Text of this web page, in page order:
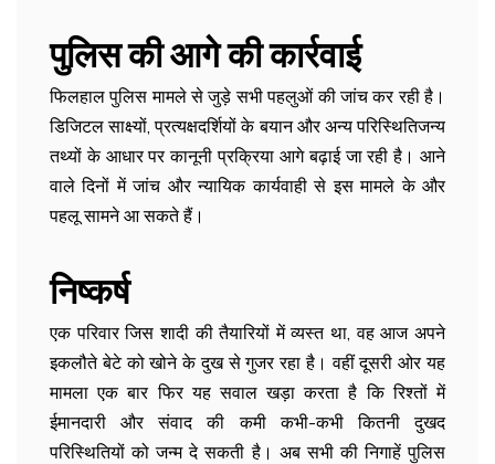
पुलिस की आगे की कार्रवाई
फिलहाल पुलिस मामले से जुड़े सभी पहलुओं की जांच कर रही है।
डिजिटल साक्ष्यों, प्रत्यक्षदर्शियों के बयान और अन्य परिस्थितिजन्य
तथ्यों के आधार पर कानूनी प्रक्रिया आगे बढ़ाई जा रही है। आने
वाले दिनों में जांच और न्यायिक कार्यवाही से इस मामले के और
पहलू सामने आ सकते हैं।
निष्कर्ष
एक परिवार जिस शादी की तैयारियों में व्यस्त था, वह आज अपने
इकलौते बेटे को खोने के दुख से गुजर रहा है। वहीं दूसरी ओर यह
मामला एक बार फिर यह सवाल खड़ा करता है कि रिश्तों में
ईमानदारी और संवाद की कमी कभी-कभी कितनी दुखद
परिस्थितियों को जन्म दे सकती है। अब सभी की निगाहें पुलिस